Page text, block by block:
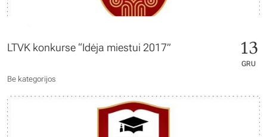
LTVK konkurse “Idėja miestui 2017” 13
GRU
Be kategorijos